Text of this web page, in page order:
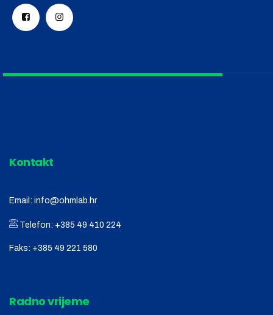
Kontakt
Email: info@ohmlab.hr
Telefon: +385 49 410 224
Faks: +385 49 221 580
Radno vrijeme